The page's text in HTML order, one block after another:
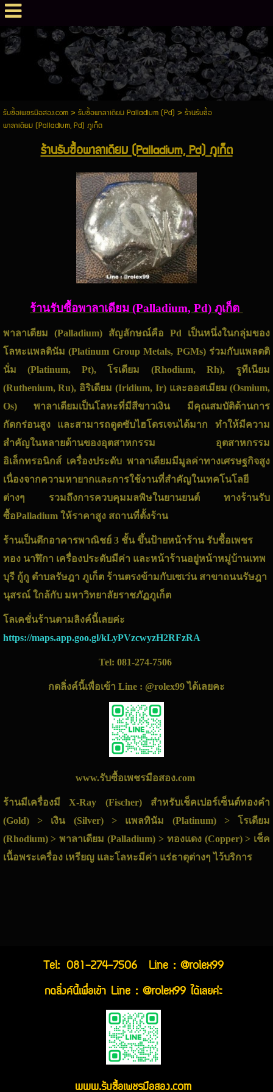
รับซื้อเพชรมือสอง.com> รับซื้อพาลาเดียม Palladium (Pd) > ร้านรับซื้อ
พาลาเดียม (Palladium, Pd) ภูเก็ต
ร้านรับซื้อพาลาเดียม (Palladium, Pd) ภูเก็ต
ร้านรับซื้อพาลาเดียม (Palladium, Pd) ภูเก็ต
พาลาเดียม (Palladium) สัญลักษณ์คือ Pd เป็นหนึ่งในกลุ่มของ
โลหะแพลตินัม (Platinum Group Metals, PGMs) ร่วมกับแพลตติ
นั่ม (Platinum, Pt), โรเดียม (Rhodium, Rh), รูทีเนียม
(Ruthenium, Ru), อิริเดียม (Iridium, Ir) และออสเมียม (Osmium,
Os) พาลาเดียมเป็นโลหะที่มีสีขาวเงิน มีคุณสมบัติต้านการ
กัดกร่อนสูง และสามารถดูดซับไฮโดรเจนได้มาก ทำให้มีความ
สำคัญในหลายด้านของอุตสาหกรรม อุตสาหกรรม
อิเล็กทรอนิกส์ เครื่องประดับ พาลาเดียมมีมูลค่าทางเศรษฐกิจสูง
เนื่องจากความหายากและการใช้งานที่สำคัญในเทคโนโลยี
ต่างๆ รวมถึงการควบคุมมลพิษในยานยนต์ ทางร้านรับ
ซื้อPalladium ให้ราคาสูง สถานที่ตั้งร้าน
ร้านเป็นตึกอาคารพาณิชย์ 3 ชั้น ขึ้นป้ายหน้าร้าน รับซื้อเพชร
ทอง นาฬิกา เครื่องประดับมีค่า และหน้าร้านอยู่หน้าหมู่บ้านเทพ
บุรี กู้กู ตำบลรัษฎา ภูเก็ต ร้านตรงข้ามกับเซเว่น สาขาถนนรัษฎา
นุสรณ์ ใกล้กับ มหาวิทยาลัยราชภัฏภูเก็ต
โลเคชั่นร้านตามลิงค์นี้เลยค่ะ
https://maps.app.goo.gl/kLyPVzcwyzH2RFzRA
Tel: 081-274-7506
กดลิ่งค์นี้เพื่อเข้า Line : @rolex99 ได้เลยคะ
www.รับซื้อเพชรมือสอง.com
ร้านมีเครื่องมี X-Ray (Fischer) สำหรับเช็คเปอร์เซ็นต์ทองคำ
(Gold) > เงิน (Silver) > แพลทินัม (Platinum) > โรเดียม
(Rhodium) > พาลาเดียม (Palladium) > ทองแดง (Copper) > เช็ค
เนื้อพระเครื่อง เหรียญ และโลหะมีค่า แร่ธาตุต่างๆ ไว้บริการ
Tel: 081-274-7506
Line : @rolex99
กดลิ่งค์นี้เพื่อเข้า Line : @rolex99 ได้เลยค่ะ
www.รับซื้อเพชรมือสอง.com